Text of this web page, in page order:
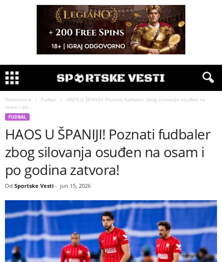
Naslovnica Fudbal
HAOS U ŠPANIJI! Poznati fudbaler zbog silovanja osuđen na
osam i po...
FUDBAL
HAOS U ŠPANIJI! Poznati fudbaler
zbog silovanja osuđen na osam i
po godina zatvora!
Od Sportske Vesti - jun 15, 2026